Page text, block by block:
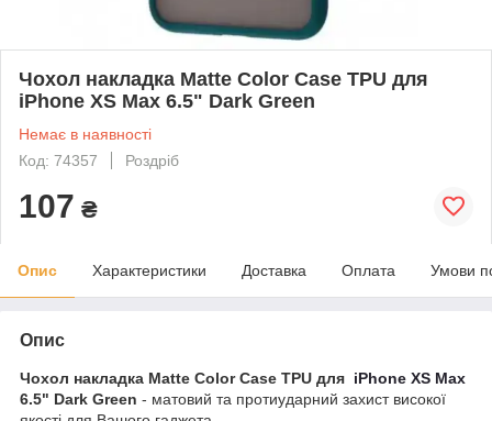
Чохол накладка Matte Color Case TPU для
iPhone XS Max 6.5" Dark Green
Немає в наявності
Код: 74357
Роздріб
107 ₴
Опис Характеристики Доставка Оплата Умови
Опис
Чохол накладка Matte Color Case TPU для iPhone XS Max
6.5" Dark Green - матовий та протиударний захист високої